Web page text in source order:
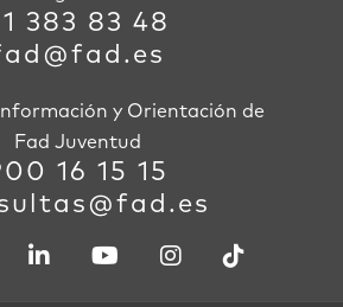
383 83 48
y Orientación de
Fad Juventud
16 15 15